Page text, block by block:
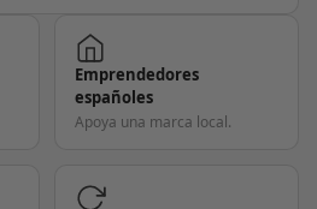
Emprendedores
españoles
Apoya una marca local.